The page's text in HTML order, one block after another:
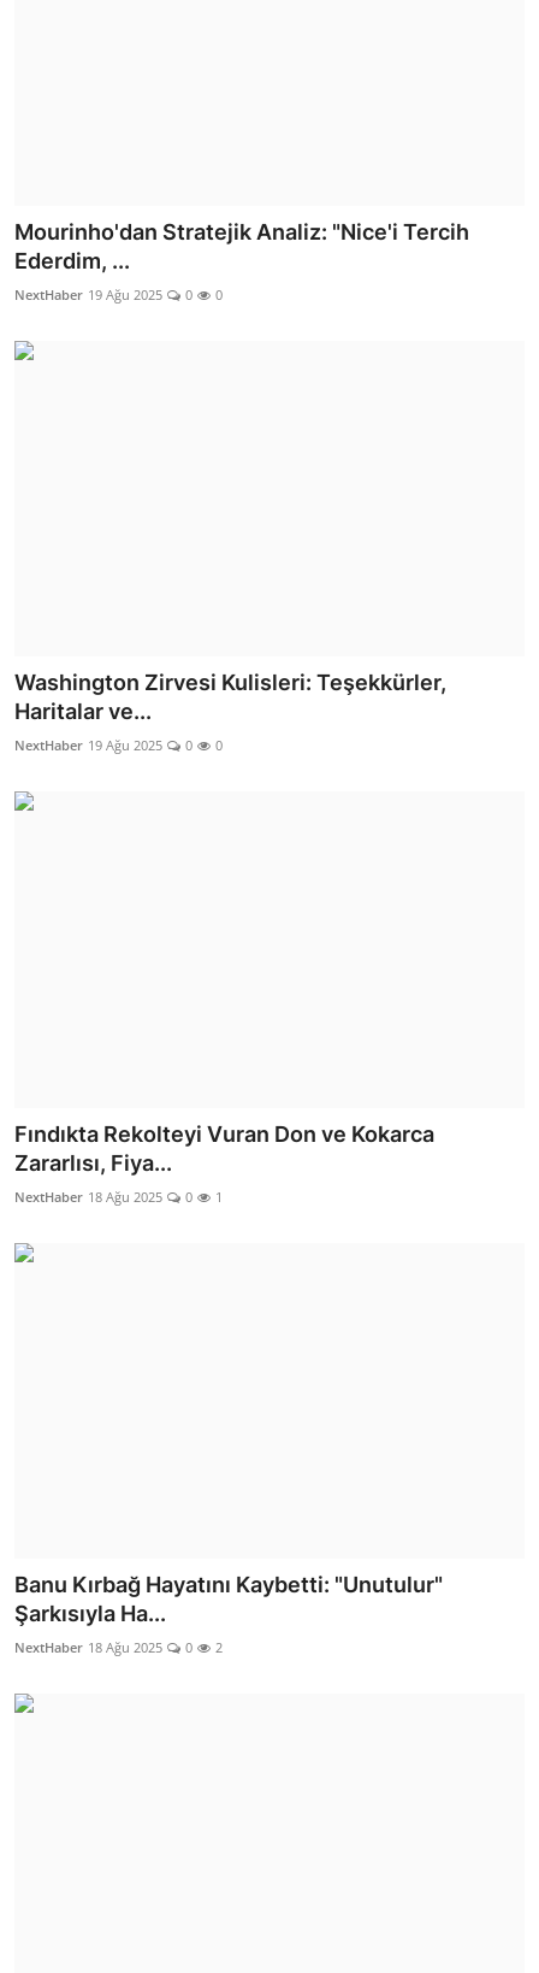
Mourinho'dan Stratejik Analiz: "Nice'i Tercih
Ederdim, ...
NextHaber 19 Ağu 2025 0 0
Washington Zirvesi Kulisleri: Teşekkürler,
Haritalar ve...
NextHaber 19 Ağu 2025 0 0
Fındıkta Rekolteyi Vuran Don ve Kokarca
Zararlısı, Fiya...
NextHaber 18 Ağu 2025 0 1
Banu Kırbağ Hayatını Kaybetti: "Unutulur"
Şarkısıyla Ha...
NextHaber 18 Ağu 2025 0 2